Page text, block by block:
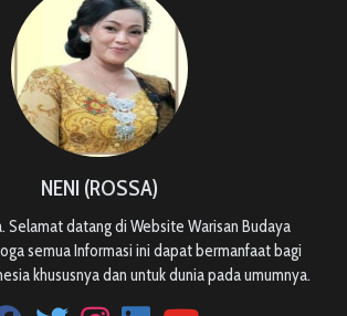
NENI (ROSSA)
Selamat datang di Website Warisan Budaya
semua Informasi ini dapat bermanfaat bagi
khususnya dan untuk dunia pada umumnya.